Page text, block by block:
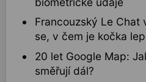
Francouzský Le Chat
se, v čem je kočka
20 let Google Map:
směřují dál?